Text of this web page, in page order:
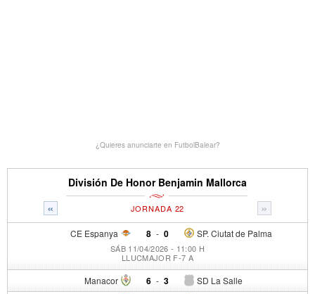
¿Quieres anunciarte en FutbolBalear?
División De Honor Benjamin Mallorca
« »
JORNADA 22
CE Espanya 8 - SP. Ciutat de Palma
0
SÁB 11/04/2026 - 11:00 H
LLUCMAJOR F-7 A
Manacor 6 - SD La Salle
3